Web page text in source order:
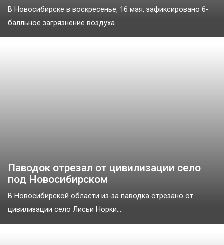
В Новосибирске в воскресенье, 16 мая, зафиксировано 6-
балльное загрязнение воздуха....
Паводок отрезал от цивилизации село
под Новосибирском
В Новосибирской области из-за паводка отрезано от
цивилизации село Лисьи Норки....